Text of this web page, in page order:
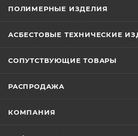
ПОЛИМЕРНЫЕ ИЗДЕЛИЯ
АСБЕСТОВЫЕ ТЕХНИЧЕСКИЕ
СОПУТСТВУЮЩИЕ ТОВАРЫ
РАСПРОДАЖА
КОМПАНИЯ